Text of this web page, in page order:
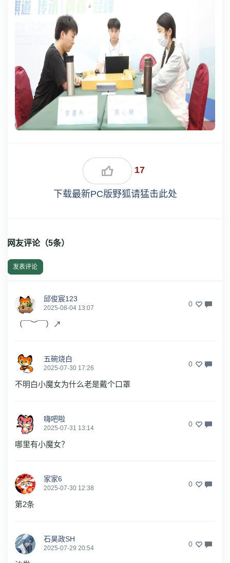
17
下载最新PC版野狐请猛击此处
网友评论（5条）
发表评论
邱俊宸123
2025-08-04 13:07 0
（￣︶￣）↗
五碗烧白
2025-07-30 17:26 0
不明白小魔女为什么老是戴个口罩
嗨吧啦
2025-07-31 13:14 0
哪里有小魔女？
家家6
2025-07-30 12:38 0
第2条
石昊政SH
2025-07-29 20:54 0